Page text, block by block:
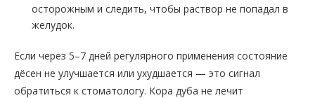
осторожным и следить, чтобы раствор не попадал в
желудок.
Если через 5–7 дней регулярного применения состояние
дёсен не улучшается или ухудшается — это сигнал
обратиться к стоматологу. Кора дуба не лечит